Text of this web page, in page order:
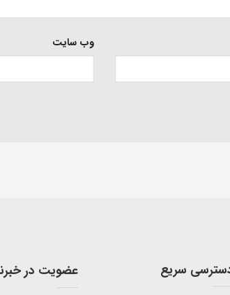
وب‌ سایت
سریع عضویت در